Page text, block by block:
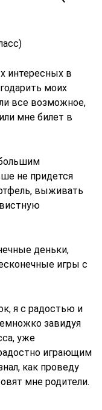
интересных в
моих
все возможное,
мне билет в
не придется
выживать
деньки,
игры с
я с радостью и
завидуя
уже
играющим
как проведу
мне родители.